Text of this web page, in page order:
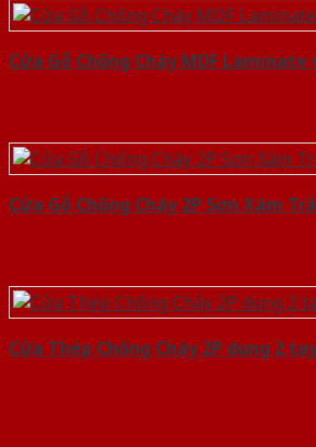
Cửa Gỗ Chống Cháy MDF Laminate
Cửa Gỗ Chống Cháy 2P Sơn Xám
Cửa Thép Chống Cháy 2P dung 2